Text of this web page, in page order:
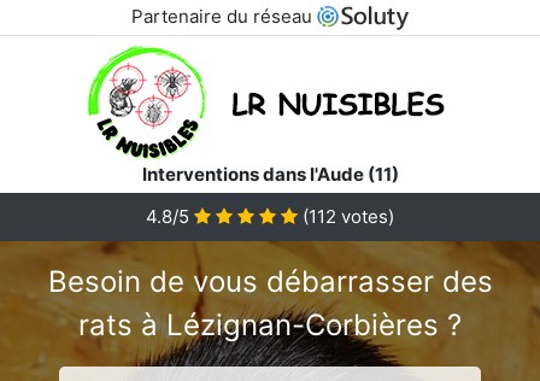
Partenaire du réseau
Interventions dans l'Aude (11)
4.8/5 (112 votes)
Besoin de vous débarrasser des
rats à Lézignan-Corbières ?